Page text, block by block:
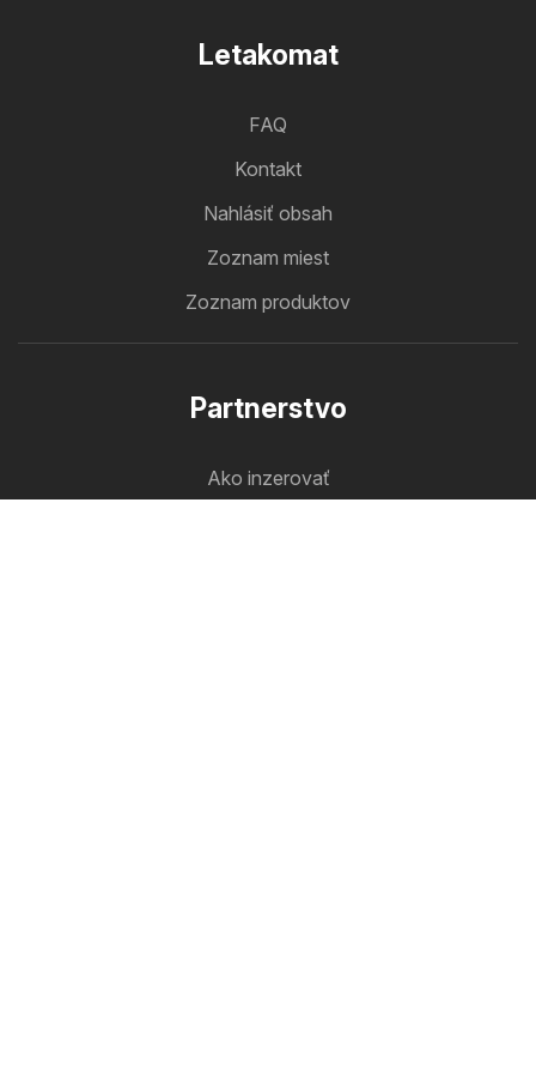
Letakomat
FAQ
Kontakt
Nahlásiť obsah
Zoznam miest
Zoznam produktov
Partnerstvo
Ako inzerovať